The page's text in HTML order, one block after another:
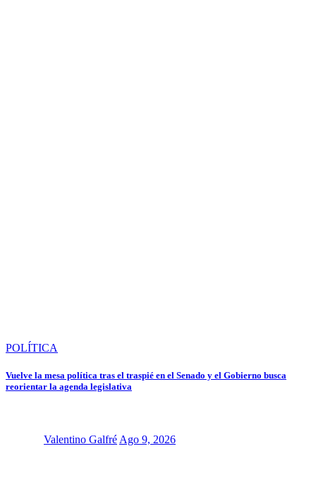
POLÍTICA
Vuelve la mesa política tras el traspié en el Senado y el Gobierno busca
reorientar la agenda legislativa
Valentino Galfré Ago 9, 2026